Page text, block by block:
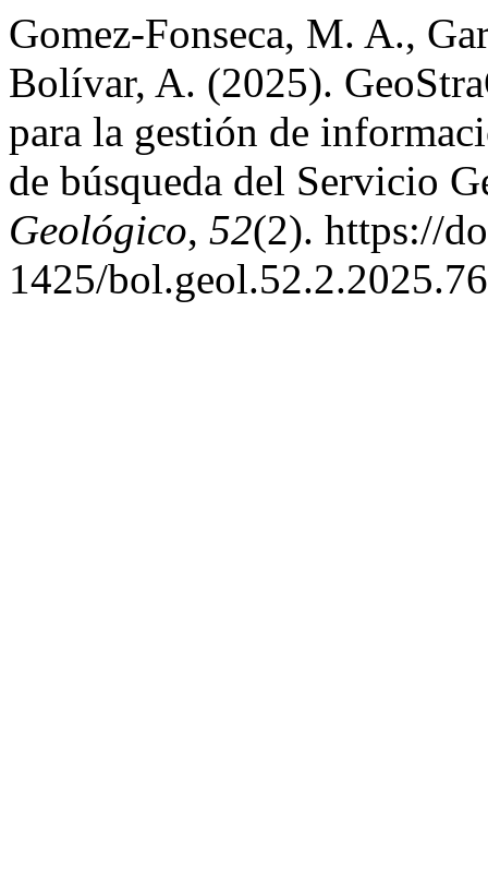
Gomez-Fonseca, M. A.,
Bolívar, A. (2025).
para la gestión de
de búsqueda del Servicio
Geológico, 52(2). https://
1425/